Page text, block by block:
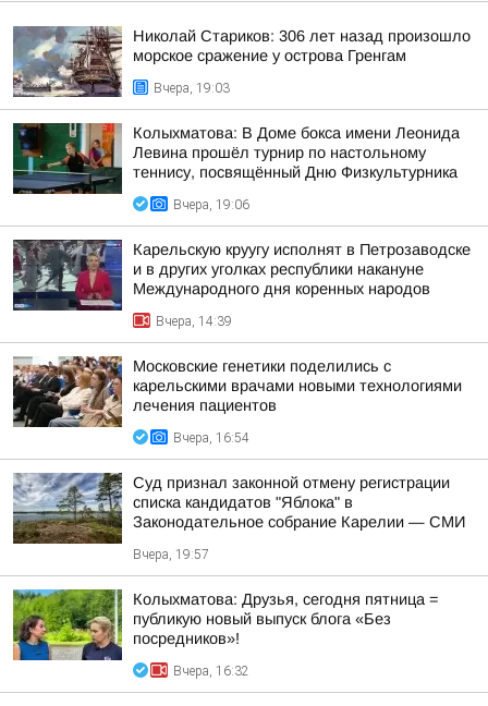
Николай Стариков: 306 лет назад произошло
морское сражение у острова Гренгам
Вчера, 19:03
Колыхматова: В Доме бокса имени Леонида
Левина прошёл турнир по настольному
теннису, посвящённый Дню Физкультурника
Вчера, 19:06
Карельскую круугу исполнят в Петрозаводске
и в других уголках республики накануне
Международного дня коренных народов
Вчера, 14:39
Московские генетики поделились с
карельскими врачами новыми технологиями
лечения пациентов
Вчера, 16:54
Суд признал законной отмену регистрации
списка кандидатов "Яблока" в
Законодательное собрание Карелии — СМИ
Вчера, 19:57
Колыхматова: Друзья, сегодня пятница =
публикую новый выпуск блога «Без
посредников»!
Вчера, 16:32